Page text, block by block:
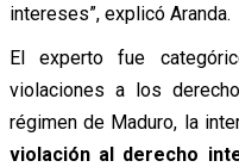
intereses”, explicó Aranda.
El experto fue
violaciones a los
régimen de Maduro, la
violación al derecho